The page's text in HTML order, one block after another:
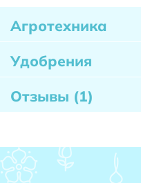
Агротехника
Удобрения
Отзывы (1)